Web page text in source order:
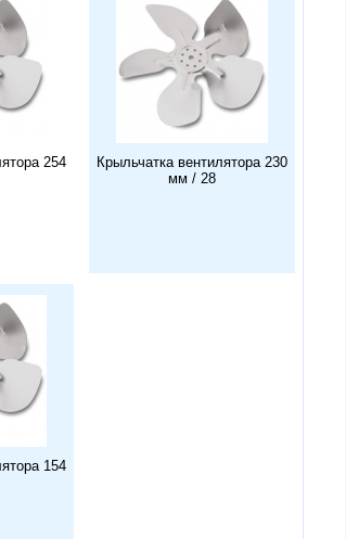
254
Крыльчатка вентилятора 230
мм / 28
154